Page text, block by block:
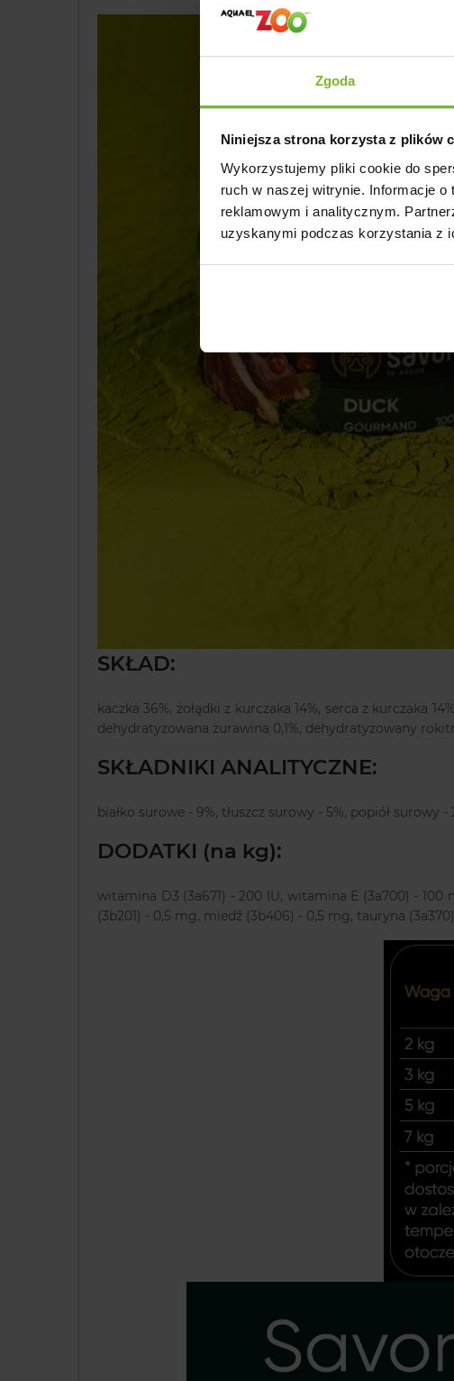
Zgoda
Niniejsza strona korzysta z plików
Wykorzystujemy pliki cookie do
ruch w naszej witrynie. Informacje
reklamowym i analitycznym.
uzyskanymi podczas korzystania z
SKŁAD:
kaczka 36%, żołądki z kurczaka 14%, serca z kurczaka
dehydratyzowana żurawina 0,1%, dehydratyzowany
SKŁADNIKI ANALITYCZNE:
białko surowe - 9%, tłuszcz surowy - 5%, popiół surowy
DODATKI (na kg):
witamina D3 (3a671) - 200 IU, witamina E (3a700) -
(3b201) - 0,5 mg, miedź (3b406) - 0,5 mg, tauryna